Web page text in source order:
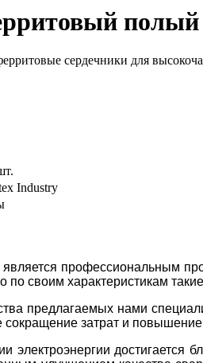
полый
сердечники для
Industry
профессиональным
по своим характеристикам
предлагаемых нами
затрат и
электроэнергии достигается